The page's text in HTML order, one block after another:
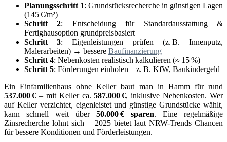
Planungsschritt 1: Grundstücksrecherche in günstigen Lagen
(145 €/m²)
Schritt 2: Entscheidung für Standardausstattung &
Fertighausoption grundpreisbasiert
Schritt 3: Eigenleistungen prüfen (z. B. Innenputz,
Malerarbeiten) → bessere Baufinanzierung
Schritt 4: Nebenkosten realistisch kalkulieren (≈ 15 %)
Schritt 5: Förderungen einholen – z. B. KfW, Baukindergeld
Ein Einfamilienhaus ohne Keller baut man in Hamm für rund
537.000€ – mit Keller ca.587.000€, inklusive Nebenkosten. Wer
auf Keller verzichtet, eigenleistet und günstige Grundstücke wählt,
kann schnell weit über 50.000€ sparen. Eine regelmäßige
Zinsrecherche lohnt sich – 2025 bietet laut NRW-Trends Chancen
für bessere Konditionen und Förderleistungen.